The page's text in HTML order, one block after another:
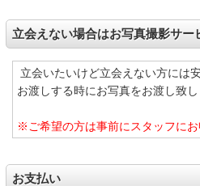
立会えない場合はお写真撮影サー
立会いたいけど立会えない方には
お渡しする時にお写真をお渡し致
※ご希望の方は事前にスタッフにお
お支払い